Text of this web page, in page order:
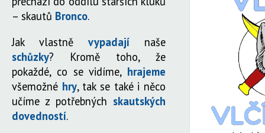
– skautů Bronco.
Jak vlastně vypadají
naše
schůzky? Kromě toho, že
pokaždé, co se vidíme, hrajeme
všemožné hry, tak se také i něco
učíme z potřebných skautských
dovedností.